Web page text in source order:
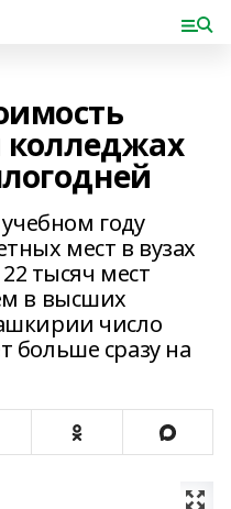
колледжах
году
мест в вузах
тысяч мест
в высших
число
больше сразу на